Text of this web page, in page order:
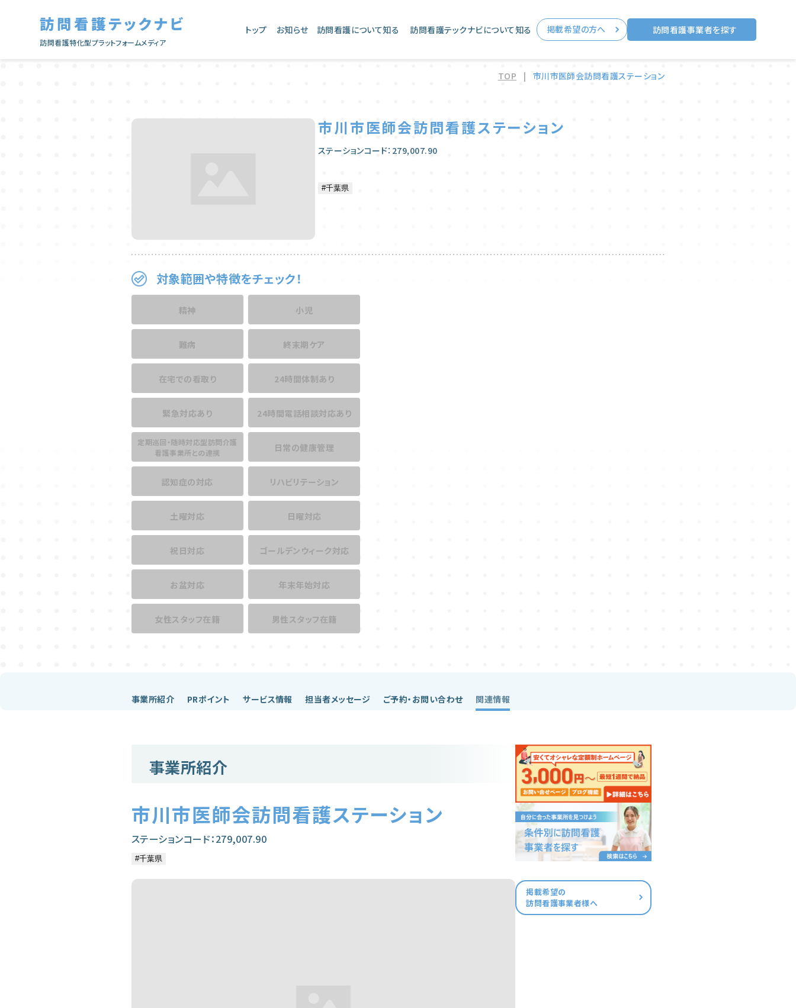
訪問看護テックナビ
訪問看護特化型プラットフォームメディア
トップ お知らせ 訪問看護について知る 訪問看護テックナビについて知る 掲載希望の方へ 訪問看護事業者を探す
TOP | 市川市医師会訪問看護ステーション
市川市医師会訪問看護ステーション
ステーションコード：279,007.90
対象範囲や特徴をチェック！
精神 小児
難病 終末期ケア
在宅での看取り 24時間体制あり
緊急対応あり 24時間電話相談対応あり
定期巡回・随時対応型訪問介護
看護事業所との連携
日常の健康管理
認知症の対応 リハビリテーション
土曜対応 日曜対応
祝日対応 ゴールデンウィーク対応
お盆対応 年末年始対応
女性スタッフ在籍 男性スタッフ在籍
事業所紹介 PRポイント サービス情報 担当者メッセージ ご予約・お問い合わせ 関連情報
事業所紹介
市川市医師会訪問看護ステーション
ステーションコード：279,007.90
掲載希望の
訪問看護事業者様へ